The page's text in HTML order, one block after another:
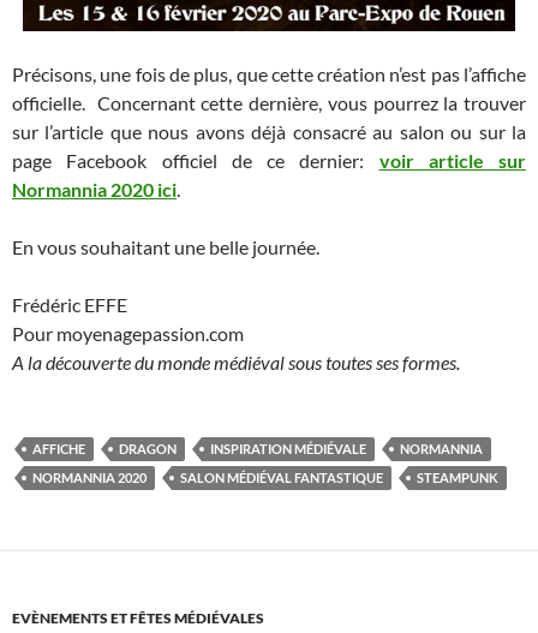
Précisons, une fois de plus, que cette création n’est pas l’affiche
officielle. Concernant cette dernière, vous pourrez la trouver
sur l’article que nous avons déjà consacré au salon ou sur la
page Facebook officiel de ce dernier: voir article sur
Normannia 2020 ici.
En vous souhaitant une belle journée.
Frédéric EFFE
Pour moyenagepassion.com
A la découverte du monde médiéval sous toutes ses formes.
AFFICHE DRAGON INSPIRATION MÉDIÉVALE
NORMANNIA
NORMANNIA 2020
SALON MÉDIÉVAL FANTASTIQUE STEAMPUNK
EVÈNEMENTS ET FÊTES MÉDIÉVALES